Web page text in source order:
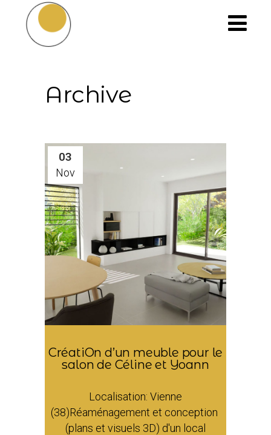
Archive
03
Nov
CréatiOn d’un meuble pour le
salon de Céline et Yoann
Localisation: Vienne
(38)Réaménagement et conception
(plans et visuels 3D) d'un local